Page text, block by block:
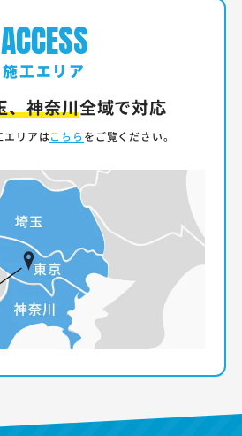
ACCESS
施工エリア
、神奈川全域で対応
エリアはこちらをご覧ください。